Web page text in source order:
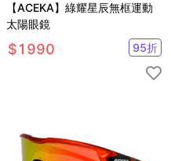
【ACEKA】綠耀星辰無框運動
太陽眼鏡
$1990 95折